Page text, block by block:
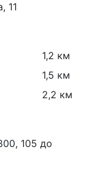
11
1,2 км
1,5 км
2,2 км
105 до